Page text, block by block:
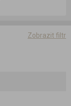
Zobrazit filtr